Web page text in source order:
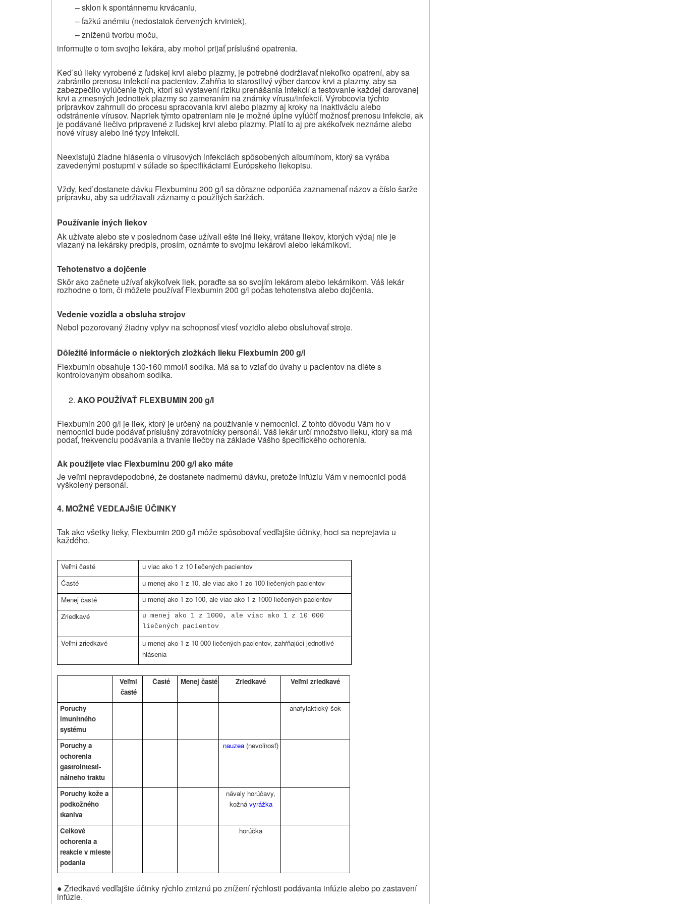
– sklon k spontánnemu krvácaniu,
– ťažkú anémiu (nedostatok červených krviniek),
– zníženú tvorbu moču,
informujte o tom svojho lekára, aby mohol prijať príslušné opatrenia.
Keď sú lieky vyrobené z ľudskej krvi alebo plazmy, je potrebné dodržiavať niekoľko opatrení, aby sa
zabránilo prenosu infekcií na pacientov. Zahŕňa to starostlivý výber darcov krvi a plazmy, aby sa
zabezpečilo vylúčenie tých, ktorí sú vystavení riziku prenášania infekcií a testovanie každej darovanej
krvi a zmesných jednotiek plazmy so zameraním na známky vírusu/infekcií. Výrobcovia týchto
prípravkov zahrnuli do procesu spracovania krvi alebo plazmy aj kroky na inaktiváciu alebo
odstránenie vírusov. Napriek týmto opatreniam nie je možné úplne vylúčiť možnosť prenosu infekcie, ak
je podávané liečivo pripravené z ľudskej krvi alebo plazmy. Platí to aj pre akékoľvek neznáme alebo
nové vírusy alebo iné typy infekcií.
Neexistujú žiadne hlásenia o vírusových infekciách spôsobených albumínom, ktorý sa vyrába
zavedenými postupmi v súlade so špecifikáciami Európskeho liekopisu.
Vždy, keď dostanete dávku Flexbuminu 200 g/l sa dôrazne odporúča zaznamenať názov a číslo šarže
prípravku, aby sa udržiavali záznamy o použitých šaržách.
Používanie iných liekov
Ak užívate alebo ste v poslednom čase užívali ešte iné lieky, vrátane liekov, ktorých výdaj nie je
viazaný na lekársky predpis, prosím, oznámte to svojmu lekárovi alebo lekárnikovi.
Tehotenstvo a dojčenie
Skôr ako začnete užívať akýkoľvek liek, poraďte sa so svojím lekárom alebo lekárnikom. Váš lekár
rozhodne o tom, či môžete používať Flexbumin 200 g/l počas tehotenstva alebo dojčenia.
Vedenie vozidla a obsluha strojov
Nebol pozorovaný žiadny vplyv na schopnosť viesť vozidlo alebo obsluhovať stroje.
Dôležité informácie o niektorých zložkách lieku Flexbumin 200 g/l
Flexbumin obsahuje 130-160 mmol/l sodíka. Má sa to vziať do úvahy u pacientov na diéte s
kontrolovaným obsahom sodíka.
AKO POUŽÍVAŤ FLEXBUMIN 200 g/l
Flexbumin 200 g/l je liek, ktorý je určený na používanie v nemocnici. Z tohto dôvodu Vám ho v
nemocnici bude podávať príslušný zdravotnícky personál. Váš lekár určí množstvo lieku, ktorý sa má
podať, frekvenciu podávania a trvanie liečby na základe Vášho špecifického ochorenia.
Ak použijeteviac Flexbuminu 200 g/l ako máte
Je veľmi nepravdepodobné, že dostanete nadmernú dávku, pretože infúziu Vám v nemocnici podá
vyškolený personál.
4. MOŽNÉ VEDĽAJŠIE ÚČINKY
Tak ako všetky lieky, Flexbumin 200 g/l môže spôsobovať vedľajšie účinky, hoci sa neprejavia u
každého.
Veľmi časté
u viac ako 1 z 10 liečených pacientov
Časté
u menej ako 1 z 10, ale viac ako 1 zo 100 liečených pacientov
Menej časté
u menej ako 1 zo 100, ale viac ako 1 z 1000 liečených pacientov
Zriedkavé
u menej ako 1 z 1000, ale viac ako 1 z 10 000
liečených pacientov
Veľmi zriedkavé
u menej ako 1 z 10 000 liečených pacientov, zahŕňajúci jednotlivé
hlásenia
Veľmi
časté
Časté Menej časté Zriedkavé Veľmi zriedkavé
Poruchy
imunitného
systému
anafylaktický šok
Poruchy a
ochorenia
gastrointesti-
nálneho traktu
nauzea(nevoľnosť)
Poruchy kože a
podkožného
tkaniva
návaly horúčavy,
kožná vyrážka
Celkové
ochorenia a
reakcie v mieste
podania
horúčka
● Zriedkavé vedľajšie účinky rýchlo zmiznú po znížení rýchlosti podávania infúzie alebo po zastavení
infúzie.